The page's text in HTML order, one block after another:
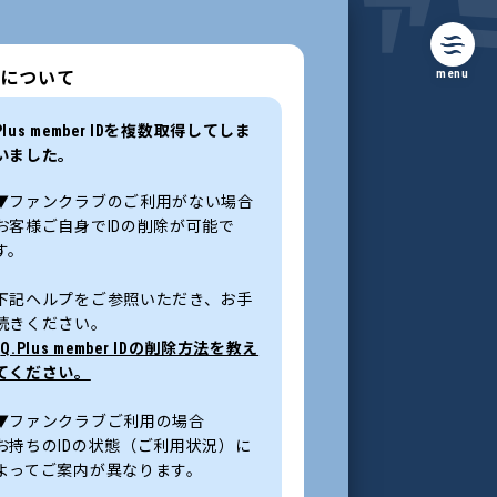
menu
ついて
member IDを複数取得してしま
ました。
ァンクラブのご利用がない場合
客様ご自身でIDの削除が可能で
。
記ヘルプをご参照いただき、お手
きください。
Q.Plus member IDの削除方法を教え
ください。
ァンクラブご利用の場合
持ちのIDの状態（ご利用状況）に
ってご案内が異なります。